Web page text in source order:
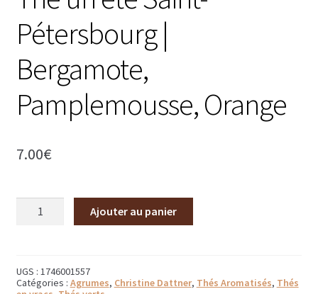
Bougies parfumées Durance
Petites bougies Durance
Bougies parfumées Woodwick
Diffuseurs de parfum
Sachets parfumés
Savons solides et liquides
Shampoings et savons solides
Pétersbourg |
Bergamote,
Pamplemousse, Orange
7.00€
Saint-
Pétersbourg
Ajouter au panier
UGS : 1746001557
Catégories : Agrumes, Christine Dattner, Thés Aromatisés, Thés